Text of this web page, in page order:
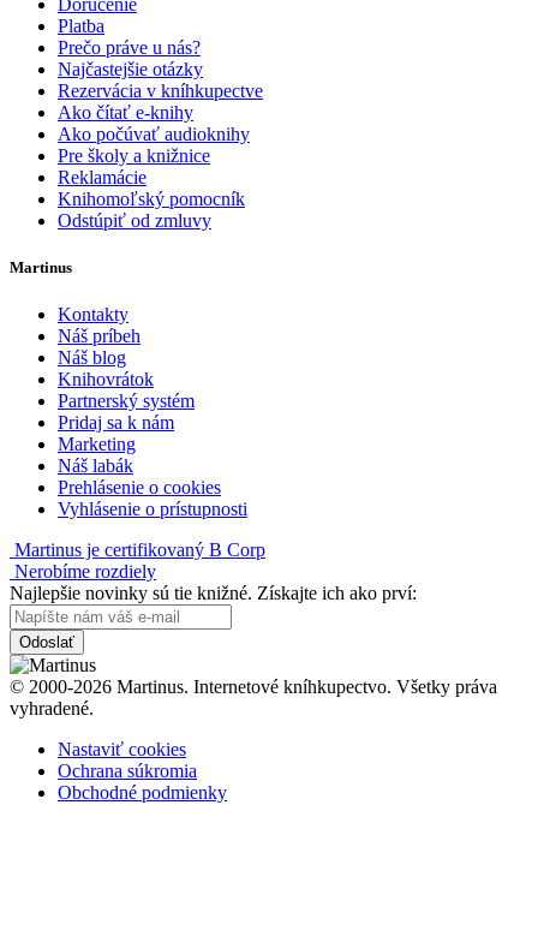
Doručenie
Platba
Prečo práve u nás?
Najčastejšie otázky
Rezervácia v kníhkupectve
Ako čítať e-knihy
Ako počúvať audioknihy
Pre školy a knižnice
Reklamácie
Knihomoľský pomocník
Odstúpiť od zmluvy
Martinus
Kontakty
Náš príbeh
Náš blog
Knihovrátok
Partnerský systém
Pridaj sa k nám
Marketing
Náš labák
Prehlásenie o cookies
Vyhlásenie o prístupnosti
Martinus je certifikovaný B Corp
Nerobíme rozdiely
Najlepšie novinky sú tie knižné. Získajte ich ako prví:
Odoslať
© 2000-2026 Martinus. Internetové kníhkupectvo. Všetky práva
vyhradené.
Nastaviť cookies
Ochrana súkromia
Obchodné podmienky